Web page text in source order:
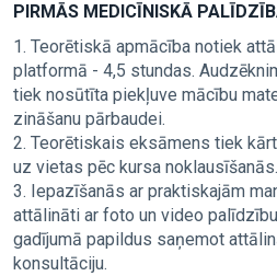
PIRMĀS MEDICĪNISKĀ
1. Teorētiskā apmācība notiek
platformā - 4,5 stundas.
tiek nosūtīta piekļuve mācību
zināšanu pārbaudei.
2. Teorētiskais eksāmens tiek
uz vietas pēc kursa noklausīšanās.
3. Iepazīšanās ar praktiskajām
attālināti ar foto un video
gadījumā papildus saņemot
konsultāciju.